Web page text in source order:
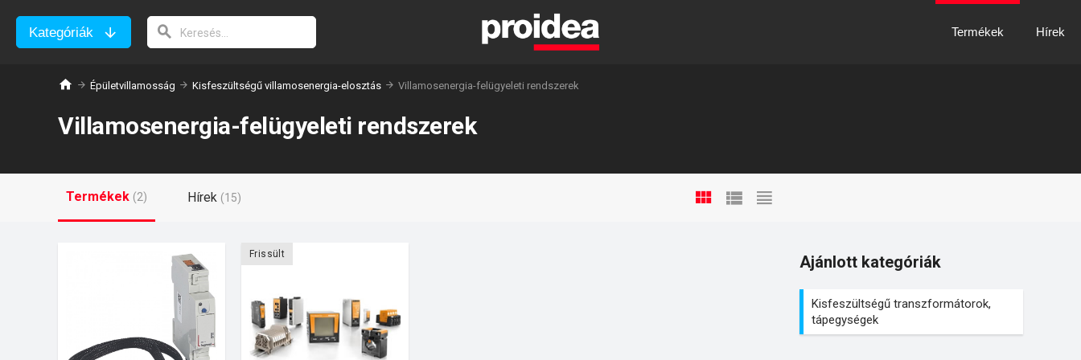
Kategóriák Termékek Hírek
Épületvillamosság Kisfeszültségű villamosenergia-elosztás Villamosenergia-felügyeleti rendszerek
Villamosenergia-felügyeleti rendszerek
Termékek (2) Hírek (15)
Frissült Ajánlott kategóriák
Kisfeszültségű transzformátorok,
tápegységek